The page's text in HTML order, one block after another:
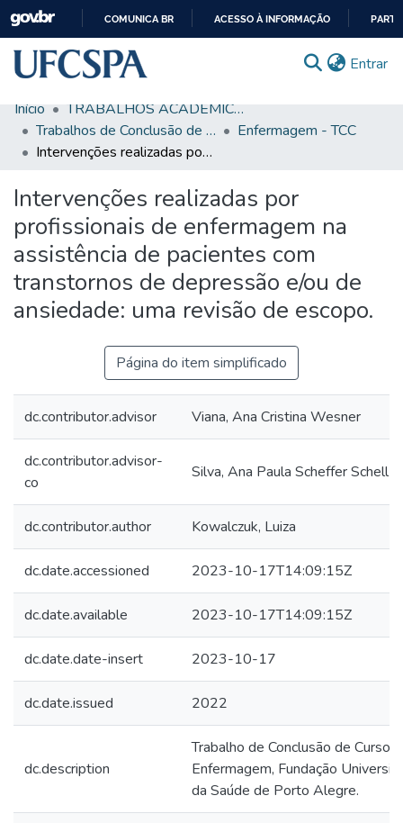
CONTEÚDO
COMUNICA BR ACESSO À INFORMAÇÃO
Entrar
Comunidades & Coleções
Busca Facetada
Estatísticas
Autoarquivamento
Sobre o RI-UFCSPA
FAQ
Início
TRABALHOS ACADÊMICOS
Trabalhos de Conclusão de Curso de Graduação
Enfermagem - TCC
Intervenções realizadas por profissionais de enfermagem na assistência de pacientes com transtornos de depressão e/ou de ansiedade: uma revisão de escopo.
Intervenções realizadas por
profissionais de enfermagem na
assistência de pacientes com
transtornos de depressão e/ou de
ansiedade: uma revisão de escopo.
Página do item simplificado
dc.contributor.advisor Viana, Ana Cristina Wesner
dc.contributor.advisor-
co
Silva, Ana Paula Scheffer Schell
dc.contributor.author Kowalczuk, Luiza
dc.date.accessioned 2023-10-17T14:09:15Z
dc.date.available 2023-10-17T14:09:15Z
dc.date.date-insert 2023-10-17
dc.date.issued 2022
dc.description
Trabalho de Conclusão de Curso
Enfermagem, Fundação
da Saúde de Porto Alegre.